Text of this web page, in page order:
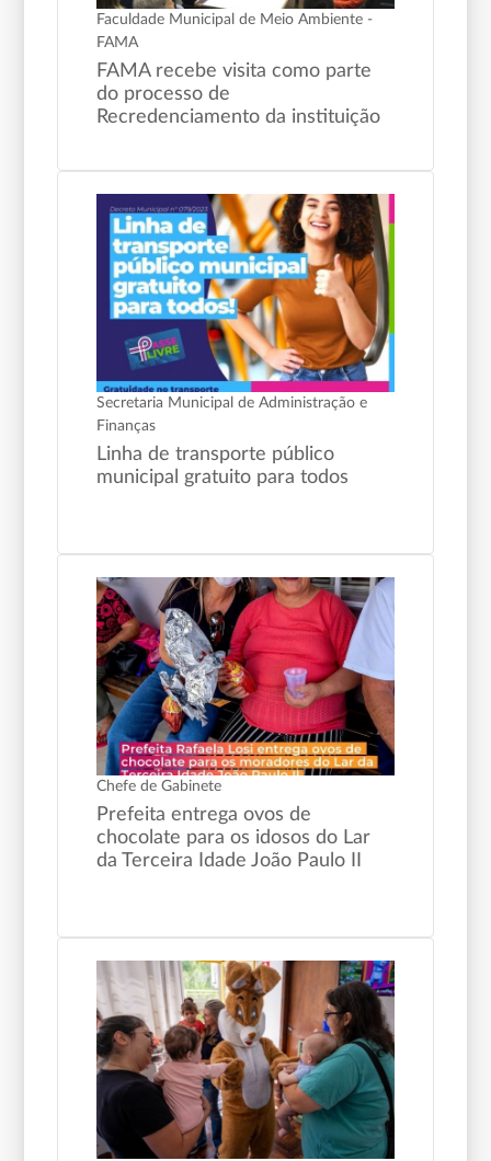
Faculdade Municipal de Meio Ambiente -
FAMA
FAMA recebe visita como parte
do processo de
Recredenciamento da instituição
Secretaria Municipal de Administração e
Finanças
Linha de transporte público
municipal gratuito para todos
Chefe de Gabinete
Prefeita entrega ovos de
chocolate para os idosos do Lar
da Terceira Idade João Paulo II